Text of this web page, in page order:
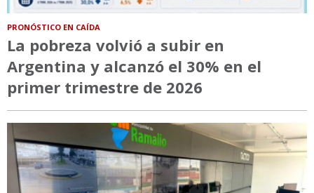
PRONÓSTICO EN CAÍDA
La pobreza volvió a subir en
Argentina y alcanzó el 30% en el
primer trimestre de 2026